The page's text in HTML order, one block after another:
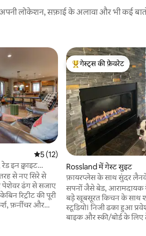
लोकेशन, सफ़ाई के अलावा और भी कई
औसत रेटिंग 5 में से 5, 12 समीक्षाएँ
5 (12)
इन क्वाइट
से नए सिरे से
पेशेवर ढंग से सजाए
रिट्रीट की पूरी
फ़र्नीचर और
गेस्ट्स का टॉप फ़ेवरेट
गेस्ट्स की फ़ेवरेट
Rossland में गेस्ट सुइट
फ़ायरप्लेस के साथ सुंदर लैनवे
सपनों जैसे बेड,
बड़े खूबसूरत किचन के साथ
स्टूडियो। निजी ढका हुआ
बाइक और स्की/बोर्ड के लिए ढेर